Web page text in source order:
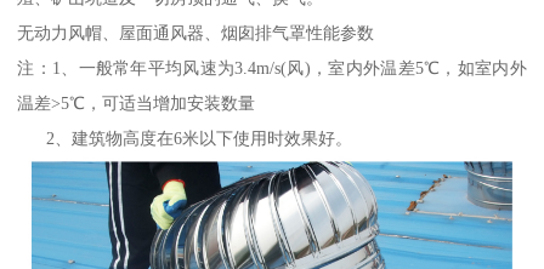
无动力风帽、屋面通风器、烟囱排气罩性能参数
注：1、一般常年平均风速为3.4m/s(风)，室内外温差5℃，如室内外
温差>5℃，可适当增加安装数量
2、建筑物高度在6米以下使用时效果好。